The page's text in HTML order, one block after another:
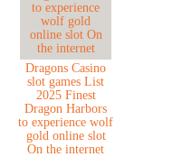
Dragons Casino
slot games List
2025 Finest
Dragon Harbors
to experience wolf
gold online slot
On the internet